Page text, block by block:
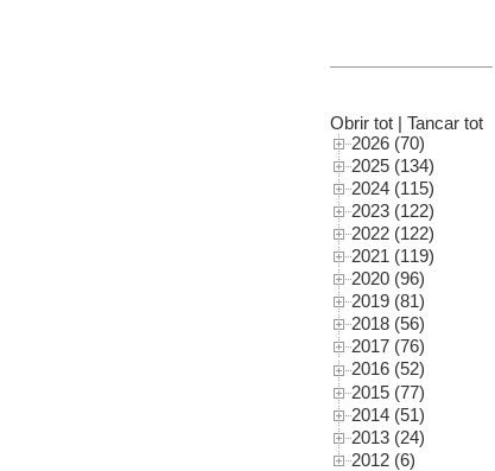
Obrir tot | Tancar tot
2026 (70)
2025 (134)
2024 (115)
2023 (122)
2022 (122)
2021 (119)
2020 (96)
2019 (81)
2018 (56)
2017 (76)
2016 (52)
2015 (77)
2014 (51)
2013 (24)
2012 (6)